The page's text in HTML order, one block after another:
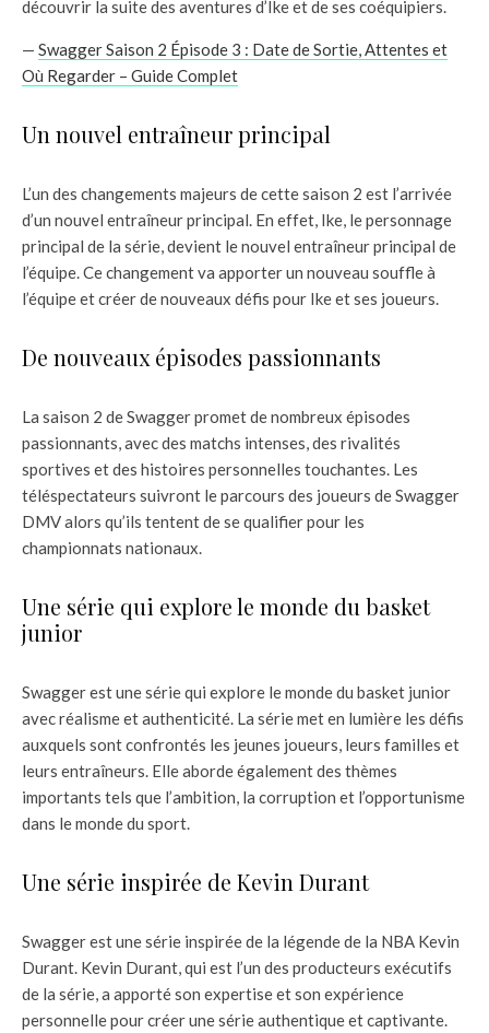
découvrir la suite des aventures d’Ike et de ses coéquipiers.
— Swagger Saison 2 Épisode 3 : Date de Sortie, Attentes et
Où Regarder – Guide Complet
Un nouvel entraîneur principal
L’un des changements majeurs de cette saison 2 est l’arrivée
d’un nouvel entraîneur principal. En effet, Ike, le personnage
principal de la série, devient le nouvel entraîneur principal de
l’équipe. Ce changement va apporter un nouveau souffle à
l’équipe et créer de nouveaux défis pour Ike et ses joueurs.
De nouveaux épisodes passionnants
La saison 2 de Swagger promet de nombreux épisodes
passionnants, avec des matchs intenses, des rivalités
sportives et des histoires personnelles touchantes. Les
téléspectateurs suivront le parcours des joueurs de Swagger
DMV alors qu’ils tentent de se qualifier pour les
championnats nationaux.
Une série qui explore le monde du basket
junior
Swagger est une série qui explore le monde du basket junior
avec réalisme et authenticité. La série met en lumière les défis
auxquels sont confrontés les jeunes joueurs, leurs familles et
leurs entraîneurs. Elle aborde également des thèmes
importants tels que l’ambition, la corruption et l’opportunisme
dans le monde du sport.
Une série inspirée de Kevin Durant
Swagger est une série inspirée de la légende de la NBA Kevin
Durant. Kevin Durant, qui est l’un des producteurs exécutifs
de la série, a apporté son expertise et son expérience
personnelle pour créer une série authentique et captivante.